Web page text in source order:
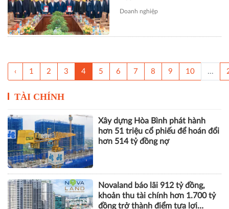
Doanh nghiệp
‹ 1 2 3 4 5 6 7 8 9 10 ...
TÀI CHÍNH
Xây dựng Hòa Bình phát hành
hơn 51 triệu cổ phiếu để hoán đổi
hơn 514 tỷ đồng nợ
Novaland báo lãi 912 tỷ đồng,
khoản thu tài chính hơn 1.700 tỷ
đồng trở thành điểm tựa lợi